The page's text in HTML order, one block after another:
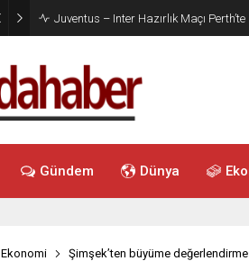
Juventus – Inter Hazırlık Maçı Perth’te
Gündem Dünya
Ekonomi Şimşek’ten büyüme